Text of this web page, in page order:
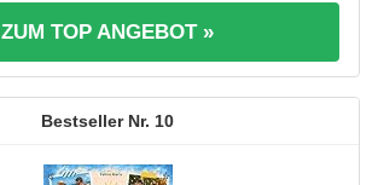
ZUM TOP ANGEBOT »
10